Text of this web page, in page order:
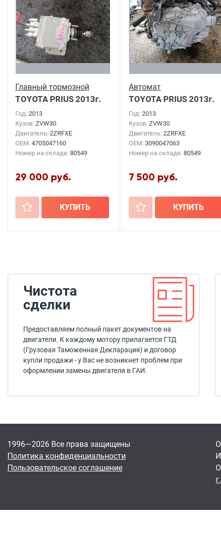
Главный тормозной
TOYOTA PRIUS 2013г.
Год: 2013
Кузов: ZVW30
Двигатель: 2ZRFXE
OEM: 4705047160
Номер на складе: 80549
29 000 руб.
+ КУПИТЬ
Автомат
TOYOTA PRIUS 2013г.
Год: 2013
Кузов: ZVW30
Двигатель: 2ZRFXE
OEM: 3090047063
Номер на складе: 80549
7 500 руб.
+ КУПИТЬ
Чистота
сделки
Предоставляем полный пакет документов на
двигатели. К каждому мотору прилагается ГТД
(Грузовая Таможенная Декларация) и договор
купли продажи - у Вас не возникнет проблем при
оформлении замены двигателя в ГАИ.
1996—2026 Все права защищены
Политика конфиденциальности
Пользовательское соглашение